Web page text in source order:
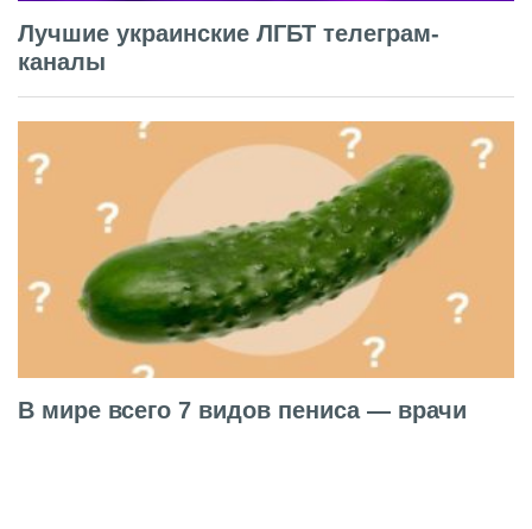
Лучшие украинские ЛГБТ телеграм-
каналы
В мире всего 7 видов пениса — врачи